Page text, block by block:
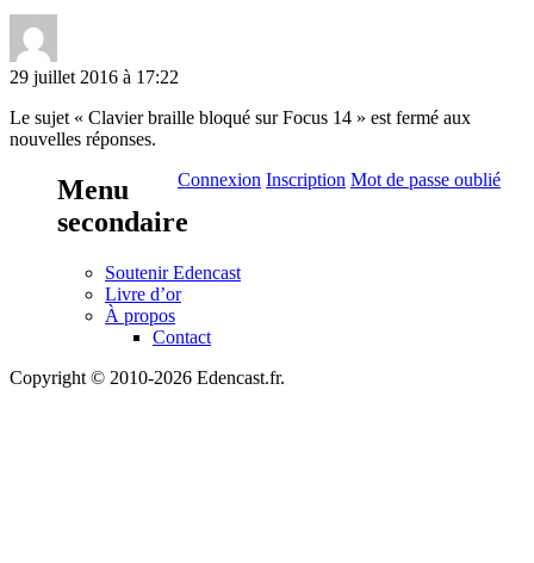
29 juillet 2016 à 17:22
Le sujet « Clavier braille bloqué sur Focus 14 » est fermé aux
nouvelles réponses.
Connexion Inscription Mot de passe oublié
Menu
secondaire
Soutenir Edencast
Livre d’or
À propos
Contact
Copyright © 2010-2026 Edencast.fr.